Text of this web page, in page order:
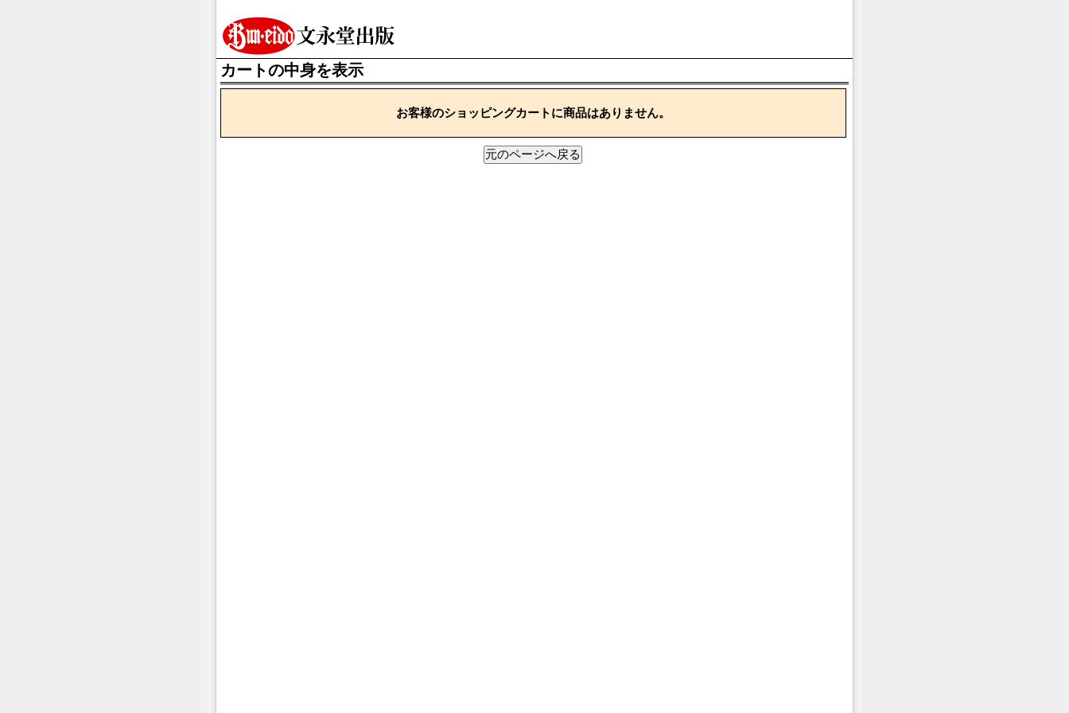
カートの中身を表示
お客様のショッピングカートに商品はありません。